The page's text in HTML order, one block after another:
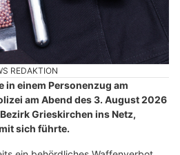
REDAKTION
in einem Personenzug am
am Abend des 3. August 2026
Grieskirchen ins Netz,
sich führte.